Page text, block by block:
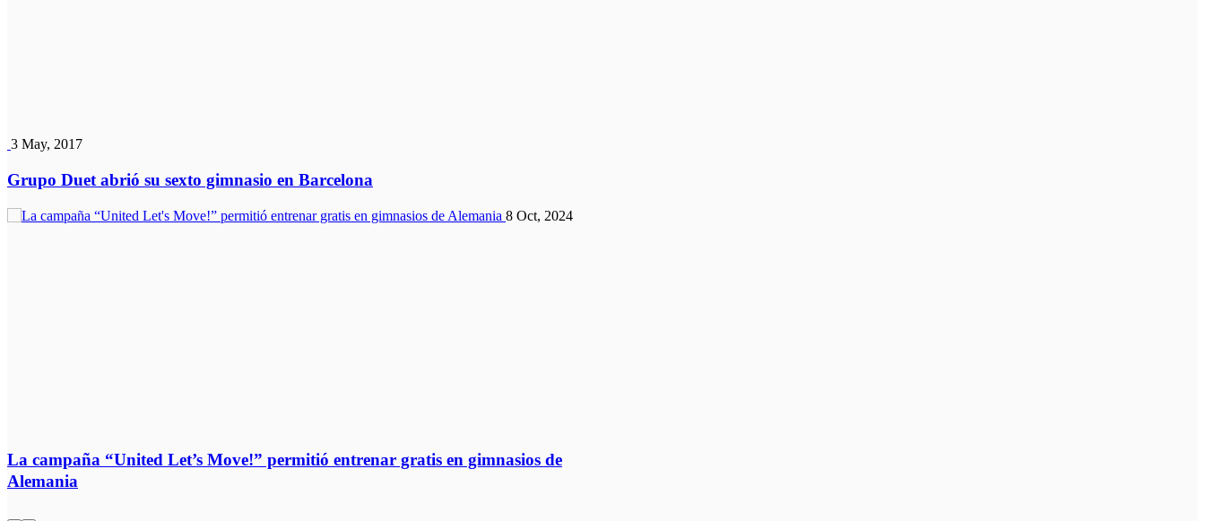
3 May, 2017
Grupo Duet abrió su sexto gimnasio en Barcelona
8 Oct, 2024
La campaña “United Let’s Move!” permitió entrenar gratis en gimnasios de
Alemania